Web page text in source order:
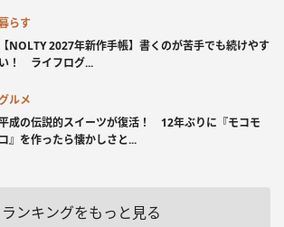
らす
【NOLTY 2027年新作手帳】書くのが苦手でも続けやす
い！ ライフログ...
ルメ
成の伝説的スイーツが復活！ 12年ぶりに『モコモ
コ』を作ったら懐かしさと...
ランキングをもっと見る